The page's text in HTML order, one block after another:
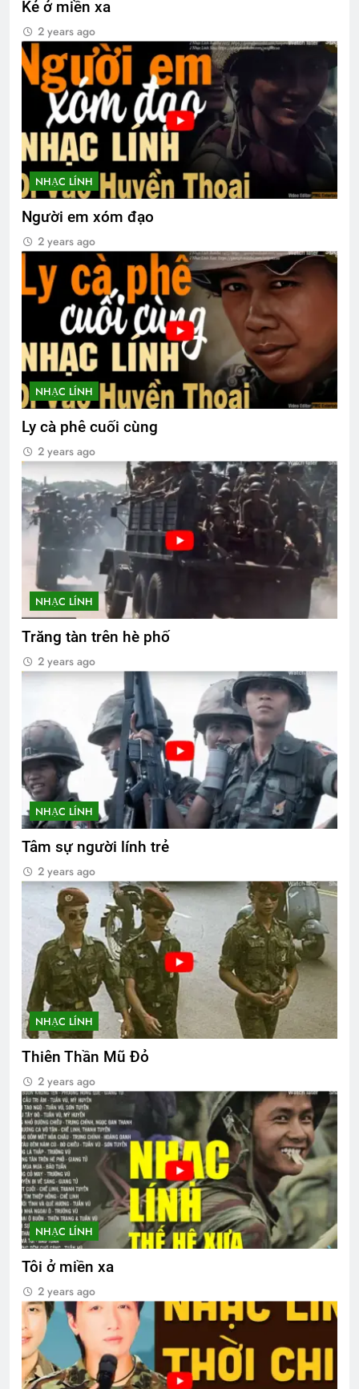
Kẻ ở miền xa
2 years ago
NHẠC LÍNH
Người em xóm đạo
2 years ago
NHẠC LÍNH
Ly cà phê cuối cùng
2 years ago
NHẠC LÍNH
Trăng tàn trên hè phố
2 years ago
NHẠC LÍNH
Tâm sự người lính trẻ
2 years ago
NHẠC LÍNH
Thiên Thần Mũ Đỏ
2 years ago
NHẠC LÍNH
Tôi ở miền xa
2 years ago